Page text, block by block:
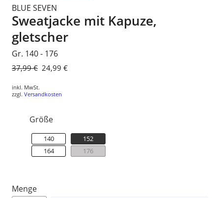
BLUE SEVEN
Sweatjacke mit Kapuze,
gletscher
Gr. 140 - 176
Normaler
37,99 € Sonderpreis
24,99 €
inkl. MwSt.
zzgl. Versandkosten
Größe
140
152
164
176
Menge